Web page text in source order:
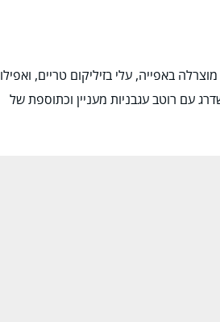
באפייה, עלי בזיליקום טריים, ואפילו
עם רוטב עגבניות מעניין וכתוספת של